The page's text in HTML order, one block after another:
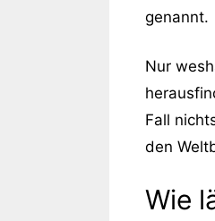
genannt.
Nur
Fall
den
Wie